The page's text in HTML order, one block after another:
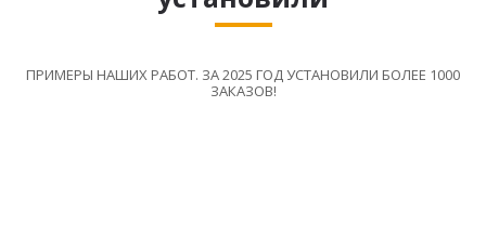
ПРИМЕРЫ НАШИХ РАБОТ. ЗА 2025 ГОД УСТАНОВИЛИ БОЛЕЕ 1000
ЗАКАЗОВ!